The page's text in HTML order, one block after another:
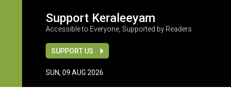
Support Keraleeyam
Accessible to Everyone, Supported by Readers
SUPPORT US
SUN, 09 AUG 2026